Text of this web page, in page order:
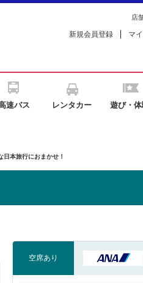
店
新規会員登録 マ
速バス レンタカー 遊び・
本旅行におまかせ！
空席あり